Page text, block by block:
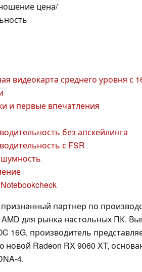
цена/
видеокарта среднего уровня с
и первые впечатления
без апскейлинга
с FSR
партнер по
для рынка настольных ПК.
16G, производитель
новой Radeon RX 9060 XT,
4.